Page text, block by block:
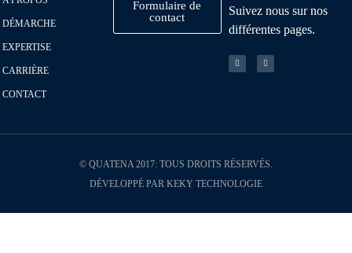
DÉMARCHE
EXPERTISE
CARRIÈRE
CONTACT
Formulaire de
contact
Suivez nous sur nos
différentes pages.
© QUATENA 2017: TOUS DROITS RÉSERVÉS.
DÉVELOPPÉ PAR KEKY TECHNOLOGIE